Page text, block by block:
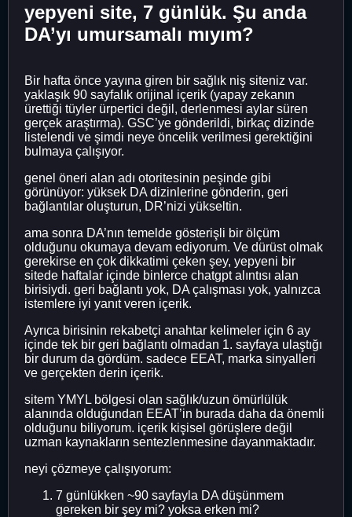
yepyeni site, 7 günlük. Şu anda
DA’yı umursamalı mıyım?
Bir hafta önce yayına giren bir sağlık niş siteniz var.
yaklaşık 90 sayfalık orijinal içerik (yapay zekanın
ürettiği tüyler ürpertici değil, derlenmesi aylar süren
gerçek araştırma). GSC’ye gönderildi, birkaç dizinde
listelendi ve şimdi neye öncelik verilmesi gerektiğini
bulmaya çalışıyor.
genel öneri alan adı otoritesinin peşinde gibi
görünüyor: yüksek DA dizinlerine gönderin, geri
bağlantılar oluşturun, DR’nizi yükseltin.
ama sonra DA’nın temelde gösterişli bir ölçüm
olduğunu okumaya devam ediyorum. Ve dürüst olmak
gerekirse en çok dikkatimi çeken şey, yepyeni bir
sitede haftalar içinde binlerce chatgpt alıntısı alan
birisiydi. geri bağlantı yok, DA çalışması yok, yalnızca
istemlere iyi yanıt veren içerik.
Ayrıca birisinin rekabetçi anahtar kelimeler için 6 ay
içinde tek bir geri bağlantı olmadan 1. sayfaya ulaştığı
bir durum da gördüm. sadece EEAT, marka sinyalleri
ve gerçekten derin içerik.
sitem YMYL bölgesi olan sağlık/uzun ömürlülük
alanında olduğundan EEAT’in burada daha da önemli
olduğunu biliyorum. içerik kişisel görüşlere değil
uzman kaynakların sentezlenmesine dayanmaktadır.
neyi çözmeye çalışıyorum:
7 günlükken ~90 sayfayla DA düşünmem
gereken bir şey mi? yoksa erken mi?